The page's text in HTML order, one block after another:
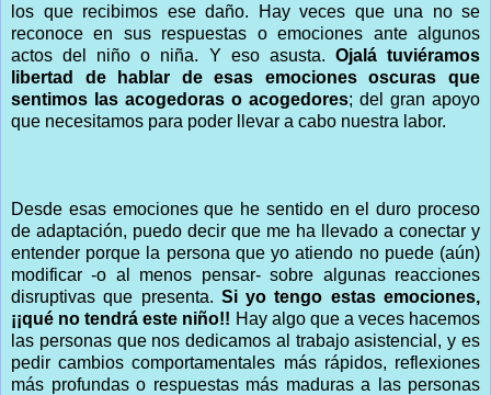
los que recibimos ese daño. Hay veces que una no se
reconoce en sus respuestas o emociones ante algunos
actos del niño o niña. Y eso asusta. Ojalá tuviéramos
libertad de hablar de esas emociones oscuras que
sentimos las acogedoras o acogedores; del gran apoyo
que necesitamos para poder llevar a cabo nuestra labor.
Desde esas emociones que he sentido en el duro proceso
de adaptación, puedo decir que me ha llevado a conectar y
entender porque la persona que yo atiendo no puede (aún)
modificar -o al menos pensar- sobre algunas reacciones
disruptivas que presenta. Si yo tengo estas emociones,
¡¡qué no tendrá este niño!! Hay algo que a veces hacemos
las personas que nos dedicamos al trabajo asistencial, y es
pedir cambios comportamentales más rápidos, reflexiones
más profundas o respuestas más maduras a las personas